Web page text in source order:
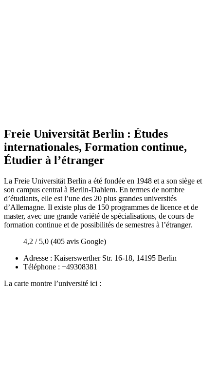
Freie Universität Berlin : Études
internationales, Formation continue,
Étudier à l’étranger
La Freie Universität Berlin a été fondée en 1948 et a son siège et
son campus central à Berlin-Dahlem. En termes de nombre
d’étudiants, elle est l’une des 20 plus grandes universités
d’Allemagne. Il existe plus de 150 programmes de licence et de
master, avec une grande variété de spécialisations, de cours de
formation continue et de possibilités de semestres à l’étranger.
4,2 / 5,0 (405 avis Google)
Adresse : Kaiserswerther Str. 16-18, 14195 Berlin
Téléphone : +49308381
La carte montre l’université ici :